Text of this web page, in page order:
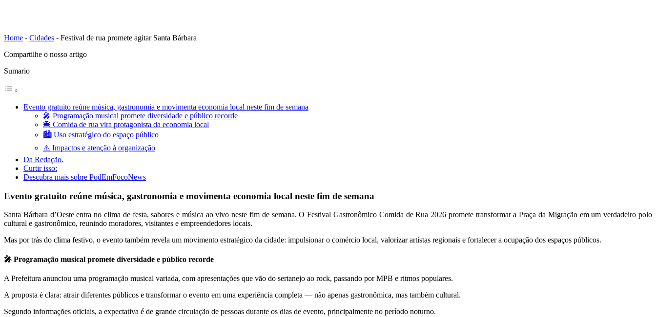
Home - Cidades - Festival de rua promete agitar Santa Bárbara
Compartilhe o nosso artigo
Sumario
Evento gratuito reúne música, gastronomia e movimenta economia local neste fim de semana
🎤 Programação musical promete diversidade e público recorde
🍔 Comida de rua vira protagonista da economia local
🏙️ Uso estratégico do espaço público
⚠️ Impactos e atenção à organização
Da Redação.
Curtir isso:
Descubra mais sobre PodEmFocoNews
Evento gratuito reúne música, gastronomia e movimenta economia local neste fim de semana
Santa Bárbara d’Oeste entra no clima de festa, sabores e música ao vivo neste fim de semana. O Festival Gastronômico Comida de Rua 2026 promete transformar a Praça da Migração em um verdadeiro polo
cultural e gastronômico, reunindo moradores, visitantes e empreendedores locais.
Mas por trás do clima festivo, o evento também revela um movimento estratégico da cidade: impulsionar o comércio local, valorizar artistas regionais e fortalecer a ocupação dos espaços públicos.
🎤 Programação musical promete diversidade e público recorde
A Prefeitura anunciou uma programação musical variada, com apresentações que vão do sertanejo ao rock, passando por MPB e ritmos populares.
A proposta é clara: atrair diferentes públicos e transformar o evento em uma experiência completa — não apenas gastronômica, mas também cultural.
Segundo informações oficiais, a expectativa é de grande circulação de pessoas durante os dias de evento, principalmente no período noturno.